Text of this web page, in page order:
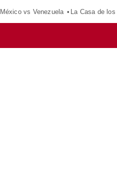
México vs Venezuela La Casa de